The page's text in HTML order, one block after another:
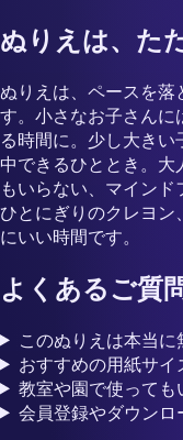
ぬりえは、た
ぬりえは、ペースを落
す。小さなお子さんに
る時間に。少し大き
中できるひととき。大
もいらない、マイン
ひとにぎりのクレヨン
にいい時間です。
よくあるご質
このぬりえは本当に
おすすめの用紙サイ
教室や園で使っても
会員登録やダウンロ